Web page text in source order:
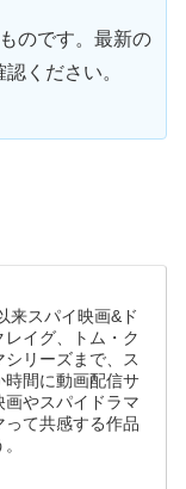
のです。最新の
ください。
来スパイ映画&ド
イグ、トム・ク
リーズまで、ス
時間に動画配信サ
やスパイドラマ
て共感する作品